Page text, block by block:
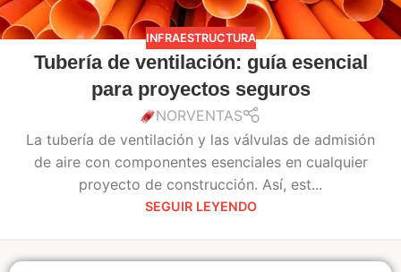
INFRAESTRUCTURA
Tubería de ventilación: guía esencial
para proyectos seguros
NORVENTAS
La tubería de ventilación y las válvulas de admisión
de aire con componentes esenciales en cualquier
proyecto de construcción. Así, est...
SEGUIR LEYENDO